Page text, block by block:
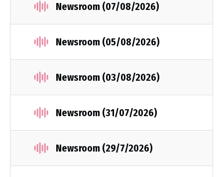
Newsroom (07/08/2026)
Newsroom (05/08/2026)
Newsroom (03/08/2026)
Newsroom (31/07/2026)
Newsroom (29/7/2026)